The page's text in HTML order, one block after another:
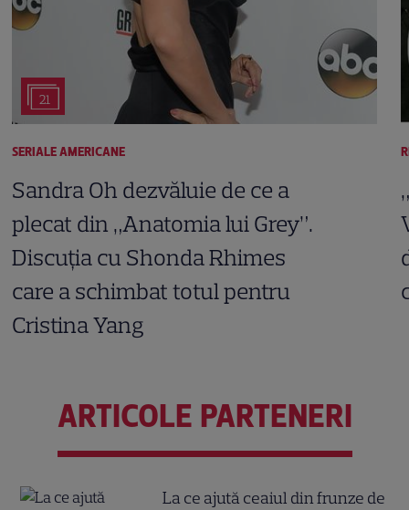
21
SERIALE AMERICANE
Sandra Oh dezvăluie de ce a
plecat din „Anatomia lui Grey”.
Discuția cu Shonda Rhimes
care a schimbat totul pentru
Cristina Yang
ARTICOLE PARTENERI
La ce ajută ceaiul din frunze de